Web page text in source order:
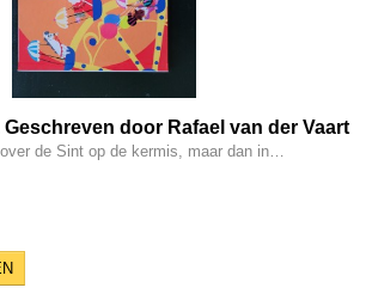
door Rafael van der Vaart
de Sint op de kermis, maar dan in…